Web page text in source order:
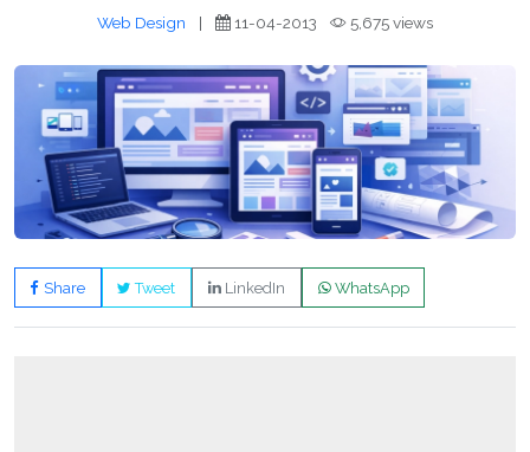
Web Design | 11-04-2013 5,675 views
Share Tweet LinkedIn WhatsApp